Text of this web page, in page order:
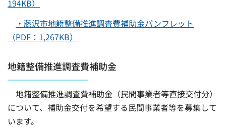
194KB）
・藤沢市地籍整備推進調査費補助金パンフレット
（PDF：1,267KB）
地籍整備推進調査費補助金
地籍整備推進調査費補助金（民間事業者等直接交付分）
について、補助金交付を希望する民間事業者等を募集して
います。